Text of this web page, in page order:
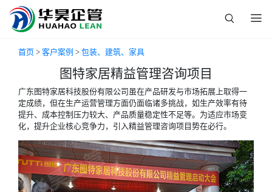
首页 > 客户案例 > 包装、建筑、家具
图特家居精益管理咨询项目
广东图特家居科技股份有限公司虽在产品研发与市场拓展上取得一
定成绩，但在生产运营管理方面仍面临诸多挑战，如生产效率有待
提升、成本控制压力较大、产品质量稳定性不足等。为适应市场变
化，提升企业核心竞争力，引入精益管理咨询项目势在必行。